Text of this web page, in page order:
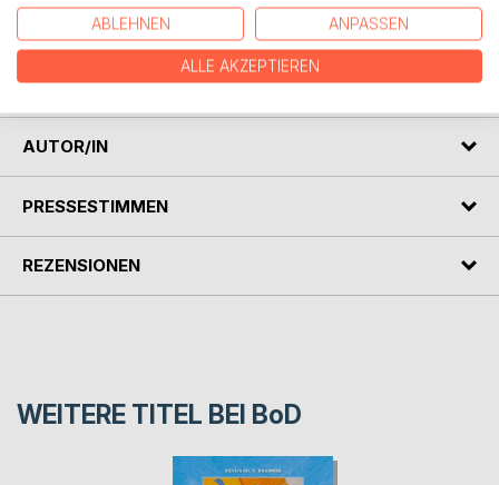
und aneinandergereihte Bilder wie Perlen auf einer Schnur.
Der Band sucht nach dem kostbaren inneren Kern, der sich
hinter Sprache, Schweigen und alltäglichen Erscheinungen
verbirgt.
AUTOR/IN
PRESSESTIMMEN
REZENSIONEN
WEITERE TITEL BEI BoD
ABLEHNEN ANPASSEN
ALLE AKZEPTIEREN